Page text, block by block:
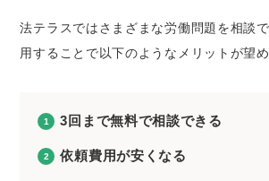
法テラスではさまざまな労働問題を相談
用することで以下のようなメリットが望め
3回まで無料で相談できる
依頼費用が安くなる